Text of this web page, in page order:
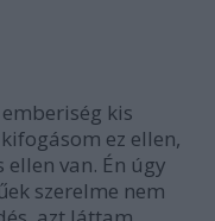
kis
ez ellen,
ellen van. Én úgy
szerelme nem